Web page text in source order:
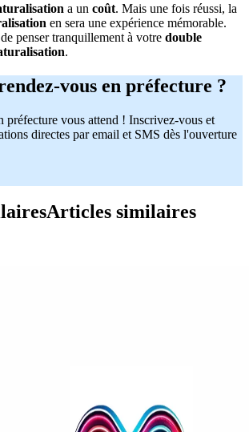
a un coût. Mais une fois réussi, la
en sera une expérience mémorable.
penser tranquillement à votre double
.
vous en préfecture ?
préfecture vous attend ! Inscrivez-vous et
directes par email et SMS dès l'ouverture
Articles similaires